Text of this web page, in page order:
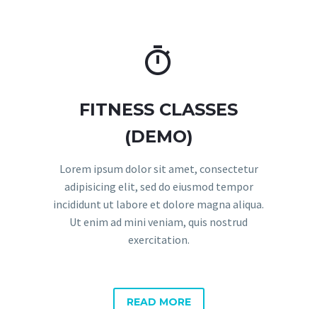


FITNESS CLASSES
(DEMO)
Lorem ipsum dolor sit amet, consectetur
adipisicing elit, sed do eiusmod tempor
incididunt ut labore et dolore magna aliqua.
Ut enim ad mini veniam, quis nostrud
exercitation.
READ MORE